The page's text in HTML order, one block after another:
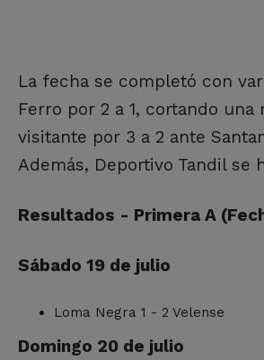
La fecha se completó con
Ferro por 2 a 1, cortando
visitante por 3 a 2 ante
Además, Deportivo Tandil se
Resultados - Primera A
Sábado 19 de julio
Loma Negra 1 - 2 Velense
Domingo 20 de julio